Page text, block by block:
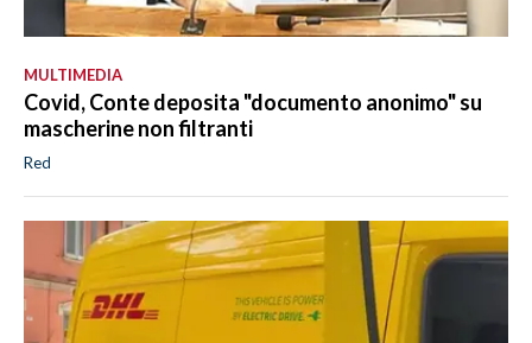
MULTIMEDIA
Covid, Conte deposita "documento anonimo" su
mascherine non filtranti
Red